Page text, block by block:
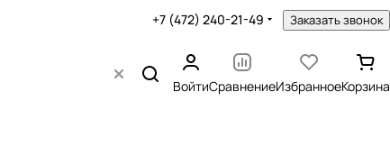
+7 (472) 240-21-49 Заказать звонок
ВойтиСравнениеИзбранноеКорзина